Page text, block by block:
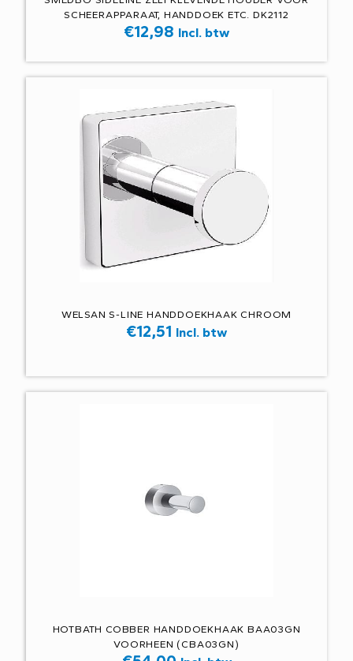
SCHEERAPPARAAT, HANDDOEK ETC. DK2112
€12,98 Incl. btw
WELSAN S-LINE HANDDOEKHAAK CHROOM
€12,51 Incl. btw
HOTBATH COBBER HANDDOEKHAAK BAA03GN
VOORHEEN (CBA03GN)